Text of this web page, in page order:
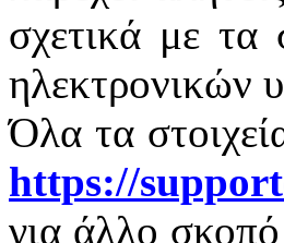
σχετικά με τα
ηλεκτρονικών
Όλα τα
https://
για άλλο